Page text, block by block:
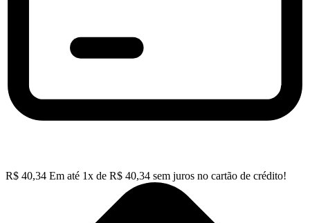
R$ 40,34 Em até 1x de R$ 40,34 sem juros no cartão de crédito!